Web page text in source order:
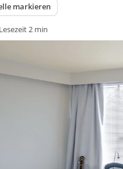
markieren
Lesezeit 2 min